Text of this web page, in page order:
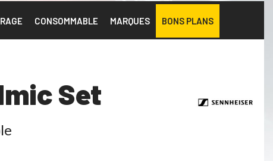
CONSOMMABLE MARQUES BONS PLANS
Set